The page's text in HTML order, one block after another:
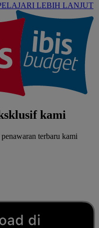
LEBIH LANJUT
kami
terbaru kami